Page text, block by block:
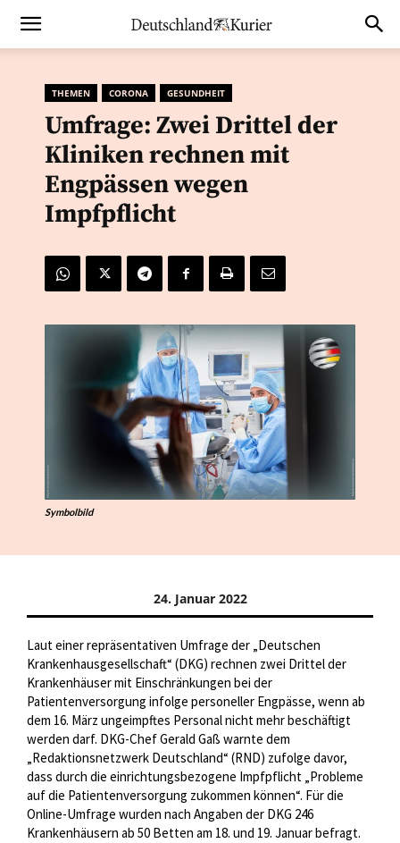
THEMEN CORONA GESUNDHEIT
Umfrage: Zwei Drittel der
Kliniken rechnen mit
Engpässen wegen
Impfpflicht
Symbolbild
24. Januar 2022
Laut einer repräsentativen Umfrage der „Deutschen
Krankenhausgesellschaft“ (DKG) rechnen zwei Drittel der
Krankenhäuser mit Einschränkungen bei der
Patientenversorgung infolge personeller Engpässe, wenn ab
dem 16. März ungeimpftes Personal nicht mehr beschäftigt
werden darf. DKG-Chef Gerald Gaß warnte dem
„Redaktionsnetzwerk Deutschland“ (RND) zufolge davor,
dass durch die einrichtungsbezogene Impfpflicht „Probleme
auf die Patientenversorgung zukommen können“. Für die
Online-Umfrage wurden nach Angaben der DKG 246
Krankenhäusern ab 50 Betten am 18. und 19. Januar befragt.